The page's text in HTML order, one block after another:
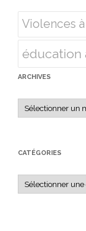
Violences
éducation
ARCHIVES
Archives
CATÉGORIES
Catégories